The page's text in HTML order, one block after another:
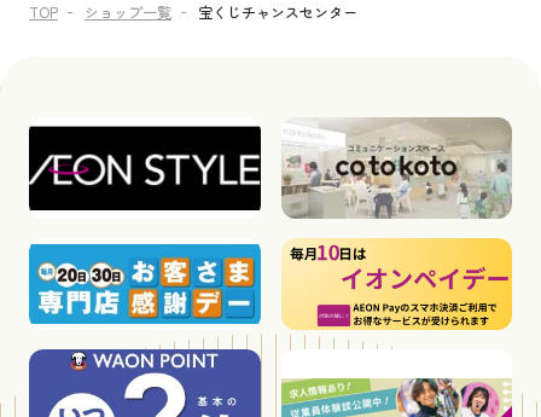
TOP ショップ一覧 宝くじチャンスセンター